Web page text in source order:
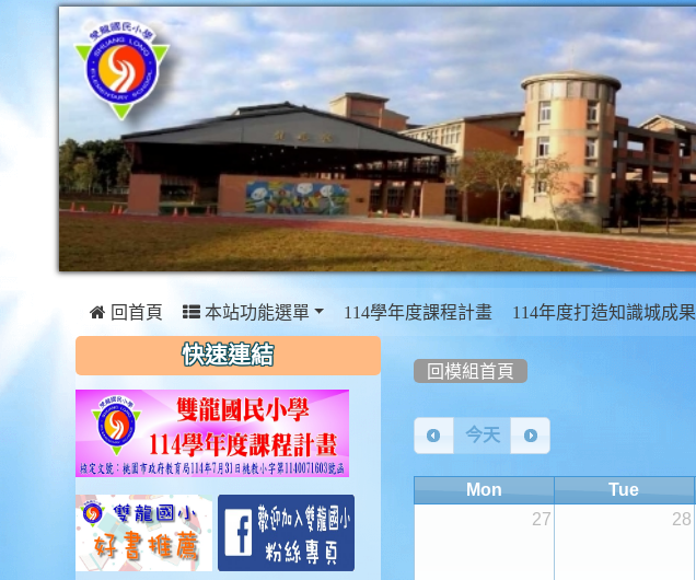
 回首頁 本站功能選單 114學年度課程計畫 114年度打造知識城成果
回模組首頁
Calendar
今天
Mon Tue
27
28
::: 快速連結